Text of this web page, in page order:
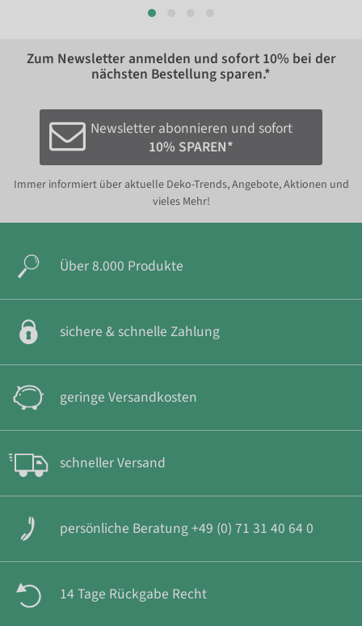
Zum Newsletter anmelden und sofort 10% bei der
nächsten Bestellung sparen.*
Newsletter abonnieren und sofort
10% SPAREN*
Immer informiert über aktuelle Deko-Trends, Angebote, Aktionen und
vieles Mehr!
Über 8.000 Produkte
sichere & schnelle Zahlung
geringe Versandkosten
schneller Versand
persönliche Beratung +49 (0) 71 31 40 64 0
14 Tage Rückgabe Recht